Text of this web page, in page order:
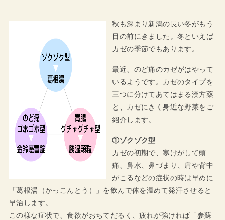
秋も深まり新潟の長い冬がもう
目の前にきました。冬といえば
カゼの季節でもあります。
最近、のど痛のカゼがはやって
いるようです。カゼのタイプを
三つに分けてあてはまる漢方薬
と、カゼにきく身近な野菜をご
紹介します。
①ゾクゾク型
カゼの初期で、寒けがして頭
痛、鼻水、鼻づまり、肩や背中
がこるなどの症状の時は早めに
「葛根湯（かっこんとう）」を飲んで体を温めて発汗させると
早治します。
この様な症状で、食欲がおちてだるく、疲れが強ければ「参蘇